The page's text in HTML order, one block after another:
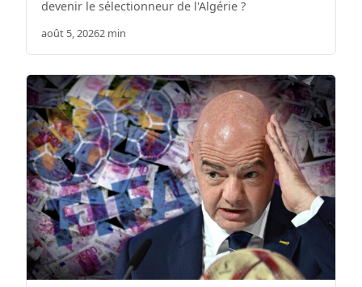
devenir le sélectionneur de l'Algérie ?
août 5, 20262 min